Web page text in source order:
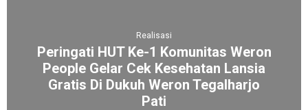
Realisasi
Peringati HUT Ke-1 Komunitas Weron
People Gelar Cek Kesehatan Lansia
Gratis Di Dukuh Weron Tegalharjo
Pati